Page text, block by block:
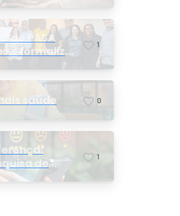
do PASA
e formaliza
conselheira
1
saúde 0
de
1